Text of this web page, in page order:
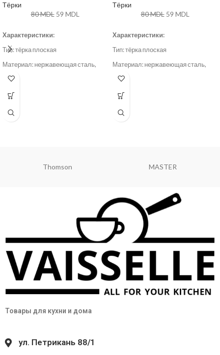
Тёрки
80MDL 59 MDL
Характеристики:
Тип: тёрка плоская
Материал: нержавеющая сталь,
пластик
Тёрки
80MDL 59 MDL
Характеристики:
Тип: тёрка плоская
Материал: нержавеющая сталь,
пластик
Thomson MASTER
Товары для кухни и дома
ул. Петрикань 88/1